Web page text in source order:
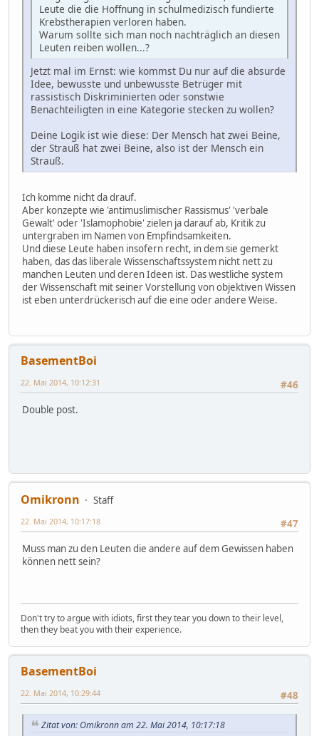
Leute die die Hoffnung in schulmedizisch fundierte
Krebstherapien verloren haben.
Warum sollte sich man noch nachträglich an diesen
Leuten reiben wollen...?
Jetzt mal im Ernst: wie kommst Du nur auf die absurde
Idee, bewusste und unbewusste Betrüger mit
rassistisch Diskriminierten oder sonstwie
Benachteiligten in eine Kategorie stecken zu wollen?
Deine Logik ist wie diese: Der Mensch hat zwei Beine,
der Strauß hat zwei Beine, also ist der Mensch ein
Strauß.
Ich komme nicht da drauf.
Aber konzepte wie 'antimuslimischer Rassismus' 'verbale
Gewalt' oder 'Islamophobie' zielen ja darauf ab, Kritik zu
untergraben im Namen von Empfindsamkeiten.
Und diese Leute haben insofern recht, in dem sie gemerkt
haben, das das liberale Wissenschaftssystem nicht nett zu
manchen Leuten und deren Ideen ist. Das westliche system
der Wissenschaft mit seiner Vorstellung von objektiven Wissen
ist eben unterdrückerisch auf die eine oder andere Weise.
BasementBoi
#46
22. Mai 2014, 10:12:31
Double post.
Omikronn
Staff
#47
22. Mai 2014, 10:17:18
Muss man zu den Leuten die andere auf dem Gewissen haben
können nett sein?
Don't try to argue with idiots, first they tear you down to their level,
then they beat you with their experience.
BasementBoi
#48
22. Mai 2014, 10:29:44
Zitat von: Omikronn am 22. Mai 2014, 10:17:18